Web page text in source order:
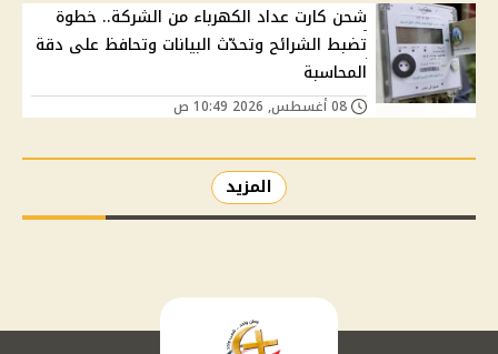
شحن كارت عداد الكهرباء من الشركة.. خطوة
تضبط الشرائح وتحدّث البيانات وتحافظ على دقة
المحاسبة
المزيد